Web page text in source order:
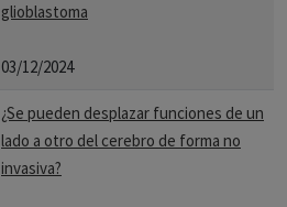
glioblastoma
03/12/2024
¿Se pueden desplazar funciones de un
lado a otro del cerebro de forma no
invasiva?